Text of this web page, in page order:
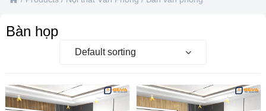
Bàn họp
Default sorting